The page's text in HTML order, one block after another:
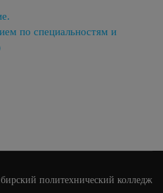
по специальностям и
политехнический колледж